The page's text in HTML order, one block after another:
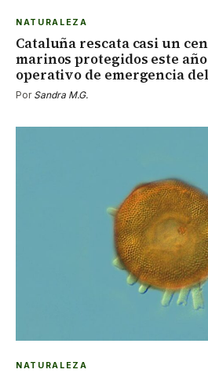
NATURALEZA
Cataluña rescata casi un
marinos protegidos este
operativo de emergencia
Por Sandra M.G.
NATURALEZA